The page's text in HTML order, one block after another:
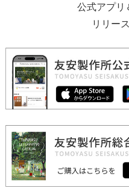
公式アプリ
リリー